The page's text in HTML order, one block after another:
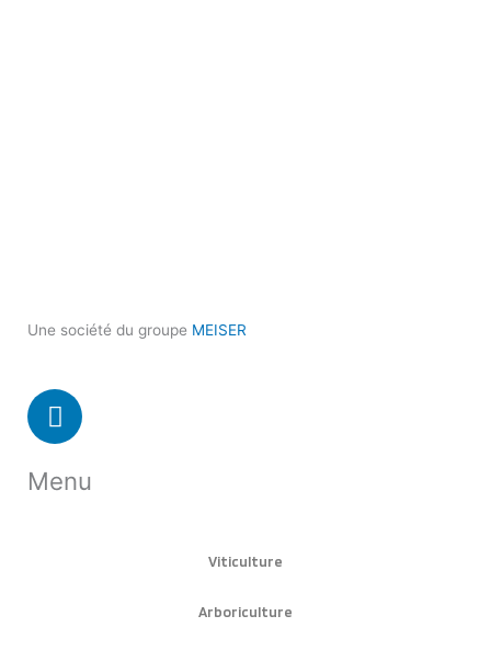
Une société du groupe MEISER
L
i
k
Menu
Viticulture
Arboriculture